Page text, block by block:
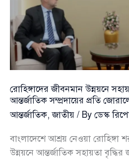
রোহিঙ্গাদের জীবনমান উন্নয়নে
আন্তর্জাতিক সম্প্রদায়ের প্রতি জোরালো
আন্তর্জাতিক,জাতীয় / By ডেস্ক
বাংলাদেশে আশ্রয় নেওয়া রোহিঙ্গা
উন্নয়নে আন্তর্জাতিক সহায়তা